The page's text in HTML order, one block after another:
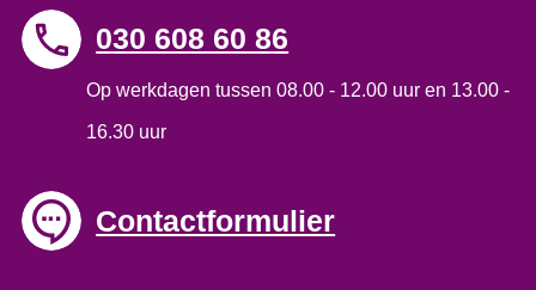
030 608 60 86
Op werkdagen tussen 08.00 - 12.00 uur en 13.00 -
16.30 uur
Contactformulier